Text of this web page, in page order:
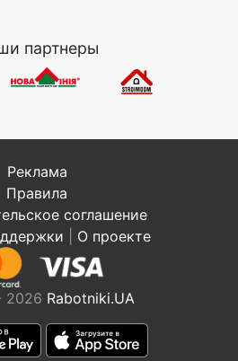
партнеры
Реклама
Правила
соглашение
О проекте
2026 Rabotniki.UA